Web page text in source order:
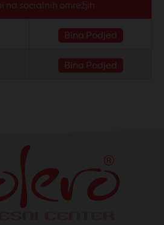
na socialnih omrežjih
Bina Podjed
Bina Podjed